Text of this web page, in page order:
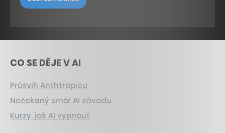
CO SE DĚJE V AI
Průšvih Anthtropicu
Nečekaný směr AI závodu
Kurzy, jak AI vypnout